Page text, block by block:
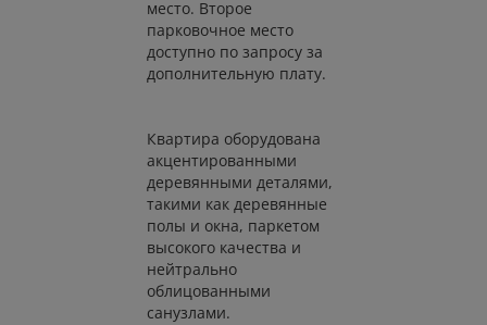
место. Второе
парковочное место
доступно по запросу за
дополнительную плату.
Квартира оборудована
акцентированными
деревянными деталями,
такими как деревянные
полы и окна, паркетом
высокого качества и
нейтрально
облицованными
санузлами.